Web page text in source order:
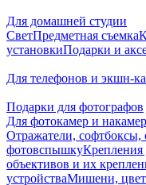
Для домашней студии
СветПредметная съемка
установкиПодарки и
Для телефонов и экшн-
Подарки для фотографов
Для фотокамер и
Отражатели, софтбоксы,
фотовспышкуКрепления
объективов и их
устройстваМишени,